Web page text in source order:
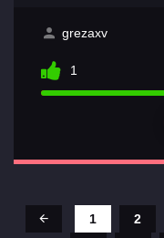
grezaxv
1
1 2